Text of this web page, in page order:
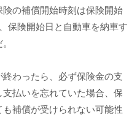
の補償開始時刻は保険開始
保険開始日と自動車を納車す
わったら、必ず保険金の支
払いを忘れていた場合、保
補償が受けられない可能性